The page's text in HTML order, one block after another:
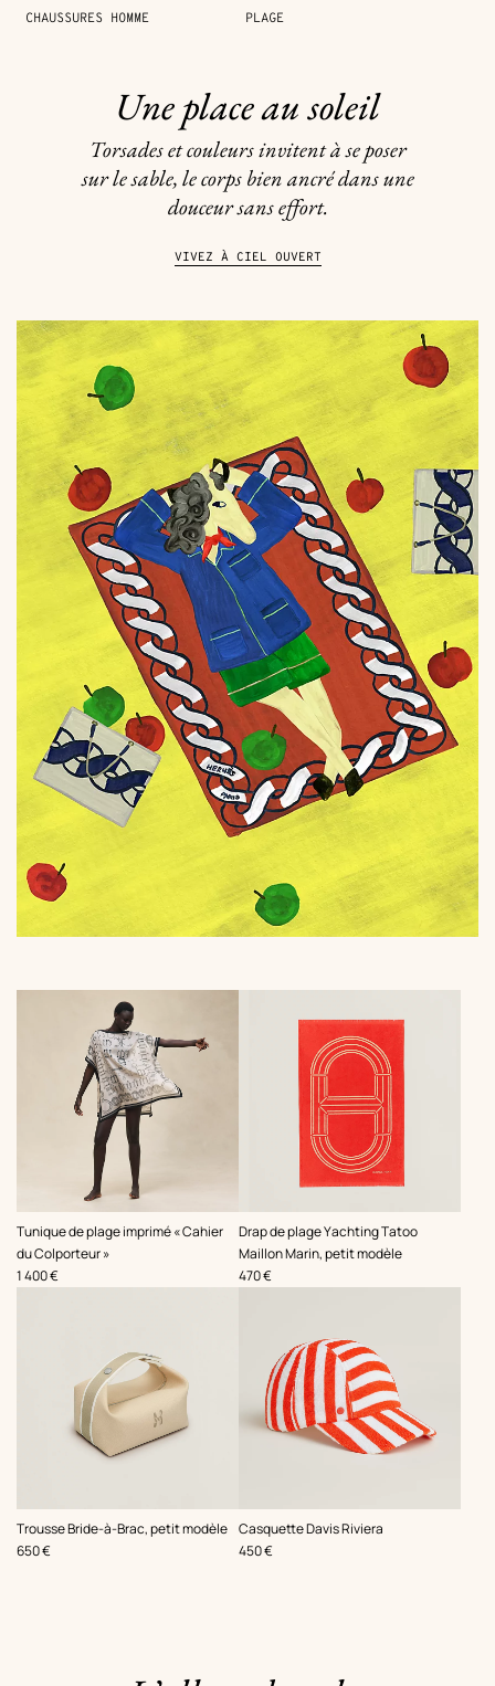
CHAUSSURES HOMME PLAGE
Une place au soleil
Torsades et couleurs invitent à se poser
sur le sable, le corps bien ancré dans une
douceur sans effort.
VIVEZ À CIEL OUVERT
Tunique de plage imprimé « Cahier
du Colporteur »
,
Prix
1 400 €
Drap de plage Yachting Tatoo
Maillon Marin, petit modèle
,
Prix
470 €
Trousse Bride-à-Brac, petit modèle
,
Prix
650 €
Casquette Davis Riviera
,
Prix
450 €